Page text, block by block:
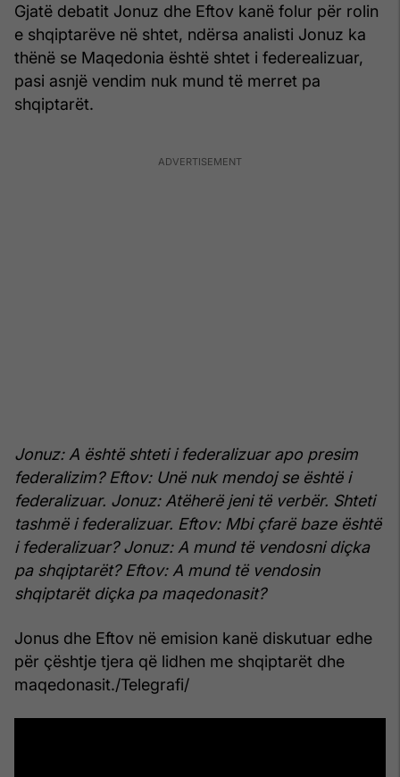
Gjatë debatit Jonuz dhe Eftov kanë folur për rolin
e shqiptarëve në shtet, ndërsa analisti Jonuz ka
thënë se Maqedonia është shtet i federealizuar,
pasi asnjë vendim nuk mund të merret pa
shqiptarët.
Jonuz: A është shteti i federalizuar apo presim
federalizim? Eftov: Unë nuk mendoj se është i
federalizuar. Jonuz: Atëherë jeni të verbër. Shteti
tashmë i federalizuar. Eftov: Mbi çfarë baze është
i federalizuar? Jonuz: A mund të vendosni diçka
pa shqiptarët? Eftov: A mund të vendosin
shqiptarët diçka pa maqedonasit?
Jonus dhe Eftov në emision kanë diskutuar edhe
për çështje tjera që lidhen me shqiptarët dhe
maqedonasit./Telegrafi/